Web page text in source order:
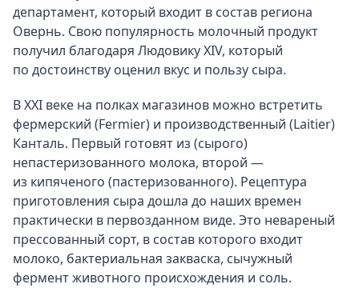
департамент, который входит в состав региона
Овернь. Свою популярность молочный продукт
получил благодаря Людовику XIV, который
по достоинству оценил вкус и пользу сыра.
В XXI веке на полках магазинов можно встретить
фермерский (Fermier) и производственный (Laitier)
Канталь. Первый готовят из (сырого)
непастеризованного молока, второй —
из кипяченого (пастеризованного). Рецептура
приготовления сыра дошла до наших времен
практически в первозданном виде. Это невареный
прессованный сорт, в состав которого входит
молоко, бактериальная закваска, сычужный
фермент животного происхождения и соль.